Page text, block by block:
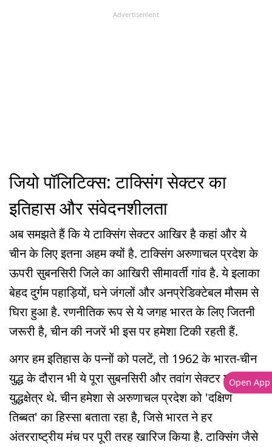
Advertisement
जियो पॉलिटिक्स: टाक्सिंग सेक्टर का
इतिहास और संवेदनशीलता
अब समझते हैं कि ये टाक्सिंग सेक्टर आखिर है कहां और ये
चीन के लिए इतना अहम क्यों है. टाक्सिंग अरुणाचल प्रदेश के
ऊपरी सुबनसिरी जिले का आखिरी सीमावर्ती गांव है. ये इलाका
बेहद दुर्गम पहाड़ियों, घने जंगलों और अनप्रेडिक्टेबल मौसम से
घिरा हुआ है. रणनीतिक रूप से ये जगह भारत के लिए जितनी
जरूरी है, चीन की नजरें भी इस पर हमेशा टिकी रहती हैं.
अगर हम इतिहास के पन्नों को पलटें, तो 1962 के भारत-चीन
युद्ध के दौरान भी ये पूरा सुबनसिरी और तवांग सेक्टर मुख्य
युद्धक्षेत्र थे. चीन हमेशा से अरुणाचल प्रदेश को 'दक्षिण
तिब्बत' का हिस्सा बताता रहा है, जिसे भारत ने हर
अंतरराष्ट्रीय मंच पर पूरी तरह खारिज किया है. टाक्सिंग जैसे
Open App